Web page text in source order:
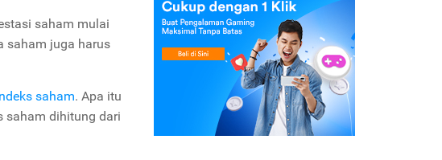
saham mulai
saham juga harus
saham. Apa itu
saham dihitung dari